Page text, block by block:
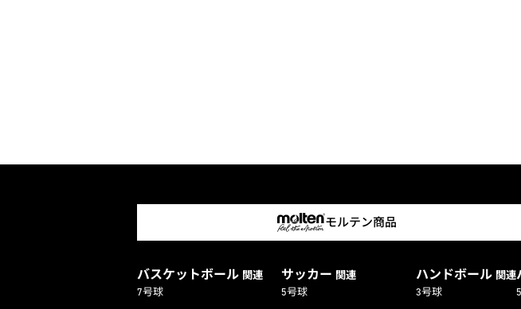
モルテン商品
バスケットボール 関連
7号球
サッカー 関連
5号球
ハンドボール 関連
3号球